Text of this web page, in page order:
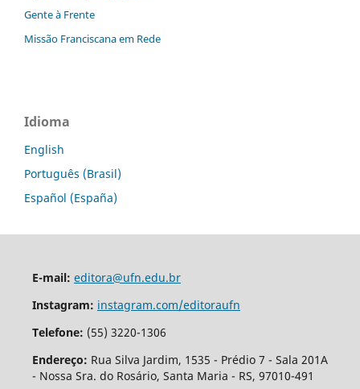
Gente à Frente
Missão Franciscana em Rede
Idioma
English
Português (Brasil)
Español (España)
E-mail: editora@ufn.edu.br
Instagram: instagram.com/editoraufn
Telefone: (55) 3220-1306
Endereço: Rua Silva Jardim, 1535 - Prédio 7 - Sala 201A
- Nossa Sra. do Rosário, Santa Maria - RS, 97010-491